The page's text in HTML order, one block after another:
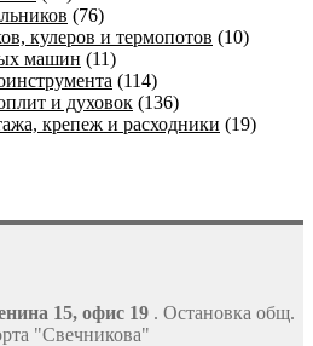
(76)
кулеров и термопотов (10)
машин (11)
(114)
и духовок (136)
крепеж и расходники (19)
15, офис 19 . Остановка общ.
"Свечникова"